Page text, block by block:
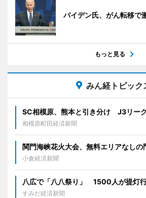
バイデン氏、がん転移で
もっと見る
みん経トピック
SC相模原、熊本と引き分け J3リー
相模原町田経済新聞
関門海峡花火大会、無料エリアなしの
小倉経済新聞
八広で「八八祭り」 1500人が提灯
すみだ経済新聞